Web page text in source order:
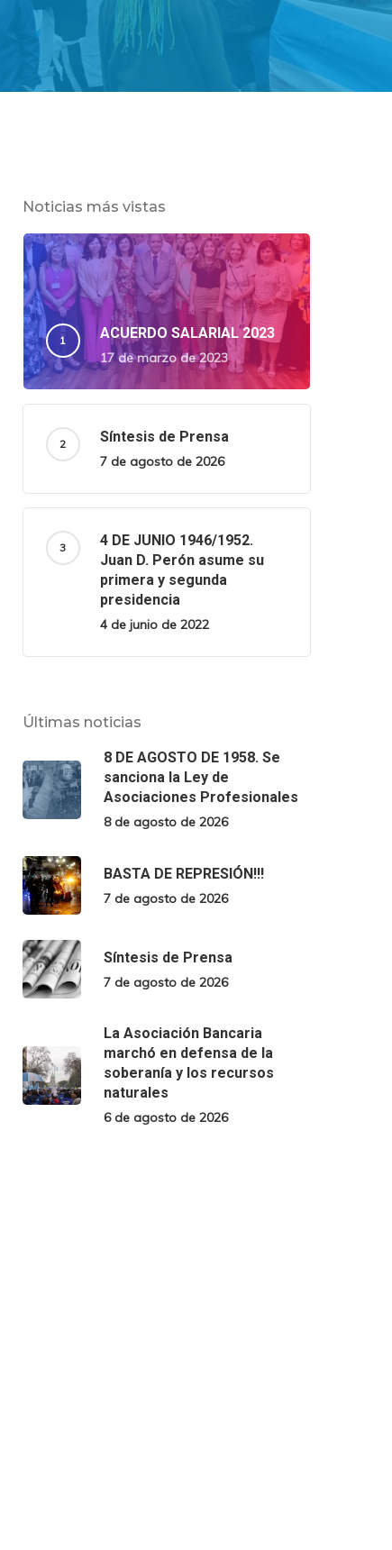
Noticias más vistas
ACUERDO SALARIAL 2023
17 de marzo de 2023
Síntesis de Prensa
7 de agosto de 2026
4 DE JUNIO 1946/1952.
Juan D. Perón asume su
primera y segunda
presidencia
4 de junio de 2022
Últimas noticias
8 DE AGOSTO DE 1958. Se
sanciona la Ley de
Asociaciones Profesionales
8 de agosto de 2026
BASTA DE REPRESIÓN!!!
7 de agosto de 2026
Síntesis de Prensa
7 de agosto de 2026
La Asociación Bancaria
marchó en defensa de la
soberanía y los recursos
naturales
6 de agosto de 2026